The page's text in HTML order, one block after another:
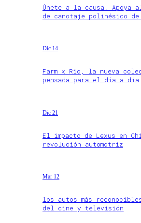
Únete a la causa! Apoya
de canotaje polinésico
Dic 14
Farm x Rio, la nueva
pensada para el día a día
Dic 21
El impacto de Lexus en
revolución automotriz
Mar 12
los autos más
del cine y televisión